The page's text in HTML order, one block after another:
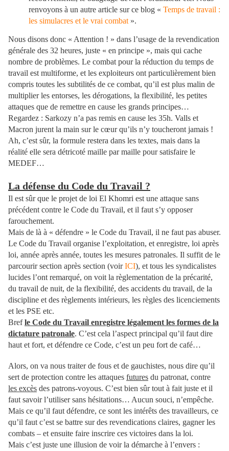
renvoyons à un autre article sur ce blog « Temps de travail :
les simulacres et le vrai combat ».
Nous disons donc « Attention ! » dans l’usage de la revendication
générale des 32 heures, juste « en principe », mais qui cache
nombre de problèmes. Le combat pour la réduction du temps de
travail est multiforme, et les exploiteurs ont particulièrement bien
compris toutes les subtilités de ce combat, qu’il est plus malin de
multiplier les entorses, les dérogations, la flexibilité, les petites
attaques que de remettre en cause les grands principes…
Regardez : Sarkozy n’a pas remis en cause les 35h. Valls et
Macron jurent la main sur le cœur qu’ils n’y toucheront jamais !
Ah, c’est sûr, la formule restera dans les textes, mais dans la
réalité elle sera détricoté maille par maille pour satisfaire le
MEDEF…
La défense du Code du Travail ?
Il est sûr que le projet de loi El Khomri est une attaque sans
précédent contre le Code du Travail, et il faut s’y opposer
farouchement.
Mais de là à « défendre » le Code du Travail, il ne faut pas abuser.
Le Code du Travail organise l’exploitation, et enregistre, loi après
loi, année après année, toutes les mesures patronales. Il suffit de le
parcourir section après section (voirICI), et tous les syndicalistes
lucides l’ont remarqué, on voit la règlementation de la précarité,
du travail de nuit, de la flexibilité, des accidents du travail, de la
discipline et des règlements intérieurs, les règles des licenciements
et les PSE etc.
Brefle Code du Travail enregistre légalement les formes de la
dictature patronale. C’est cela l’aspect principal qu’il faut dire
haut et fort, et défendre ce Code, c’est un peu fort de café…
Alors, on va nous traiter de fous et de gauchistes, nous dire qu’il
sert de protection contre les attaques futures du patronat, contre
les excès des patrons-voyous. C’est bien sûr tout à fait juste et il
faut savoir l’utiliser sans hésitations… Aucun souci, n’empêche.
Mais ce qu’il faut défendre, ce sont les intérêts des travailleurs, ce
qu’il faut c’est se battre sur des revendications claires, gagner les
combats – et ensuite faire inscrire ces victoires dans la loi.
Mais c’est juste une illusion de voir la démarche à l’envers :